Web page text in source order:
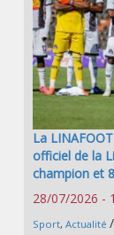
La
officiel de la
champion et
28/07/2026 -
Sport, Actualité /